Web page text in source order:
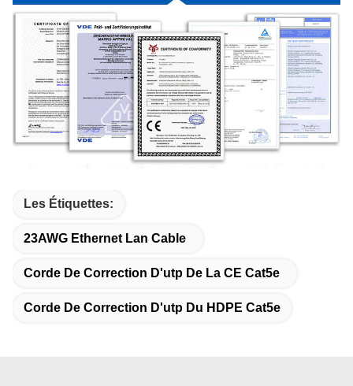
Les Étiquettes:
23AWG Ethernet Lan Cable
Corde De Correction D'utp De La CE Cat5e
Corde De Correction D'utp Du HDPE Cat5e